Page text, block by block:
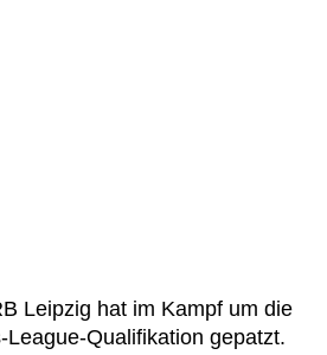
Leipzig hat im Kampf um die
Qualifikation gepatzt.